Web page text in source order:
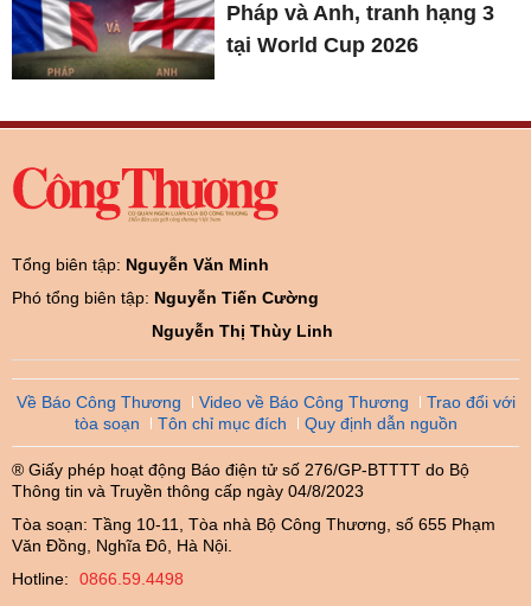
Pháp và Anh, tranh hạng 3
tại World Cup 2026
Tổng biên tập: Nguyễn Văn Minh
Phó tổng biên tập: Nguyễn Tiến Cường
Nguyễn Thị Thùy Linh
Về Báo Công Thương Video về Báo Công Thương
Trao đổi với
tòa soạn
Tôn chỉ mục đích Quy định dẫn nguồn
® Giấy phép hoạt động Báo điện tử số 276/GP-BTTTT do Bộ
Thông tin và Truyền thông cấp ngày 04/8/2023
Tòa soạn: Tầng 10-11, Tòa nhà Bộ Công Thương, số 655 Phạm
Văn Đồng, Nghĩa Đô, Hà Nội.
Hotline:
0866.59.4498